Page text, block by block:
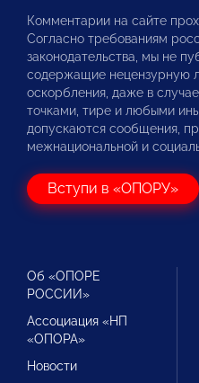
Комментарии на сайте
Согласно требованиям
законодательства, мы не
содержащие нецензурную
оскорбления, даже в
точками, тире и любыми
допускаются сообщения,
межнациональной и
Вступи в «ОПОРУ»
Об «ОПОРЕ
РОССИИ»
Ассоциация «НП
«ОПОРА»
Новости